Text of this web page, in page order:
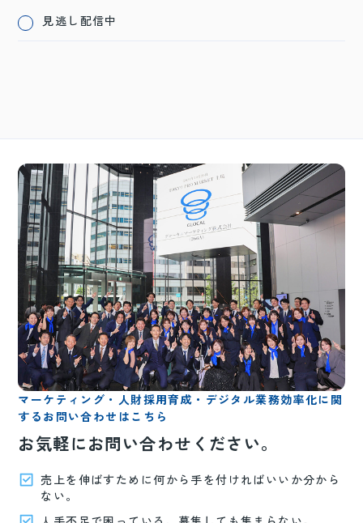
見逃し配信中
マーケティング・人財採用育成・デジタル業務効率化に関
するお問い合わせはこちら
お気軽にお問い合わせください。
売上を伸ばすために何から手を付ければいいか分から
ない。